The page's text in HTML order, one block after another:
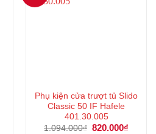
Phụ kiện cửa trượt tủ Slido
Classic 50 IF Hafele
401.30.005
1.094.000₫ Giá
820.000₫